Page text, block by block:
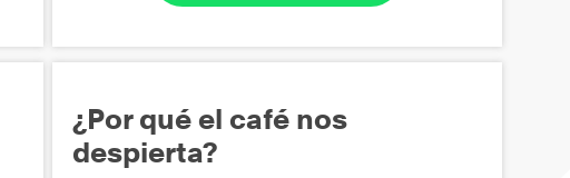
¿Por qué el café nos
despierta?